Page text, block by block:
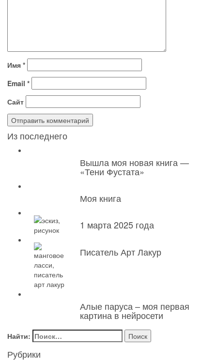
Имя *
Email *
Сайт
Из последнего
Вышла моя новая книга —
«Тени Фустата»
Моя книга
1 марта 2025 года
Писатель Арт Лакур
Алые паруса – моя первая
картина в нейросети
Найти:
Рубрики